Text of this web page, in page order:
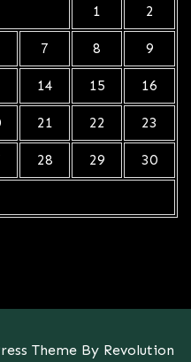
1 2
7 8 9
14 15 16
21 22 23
28 29 30
Theme By Revolution